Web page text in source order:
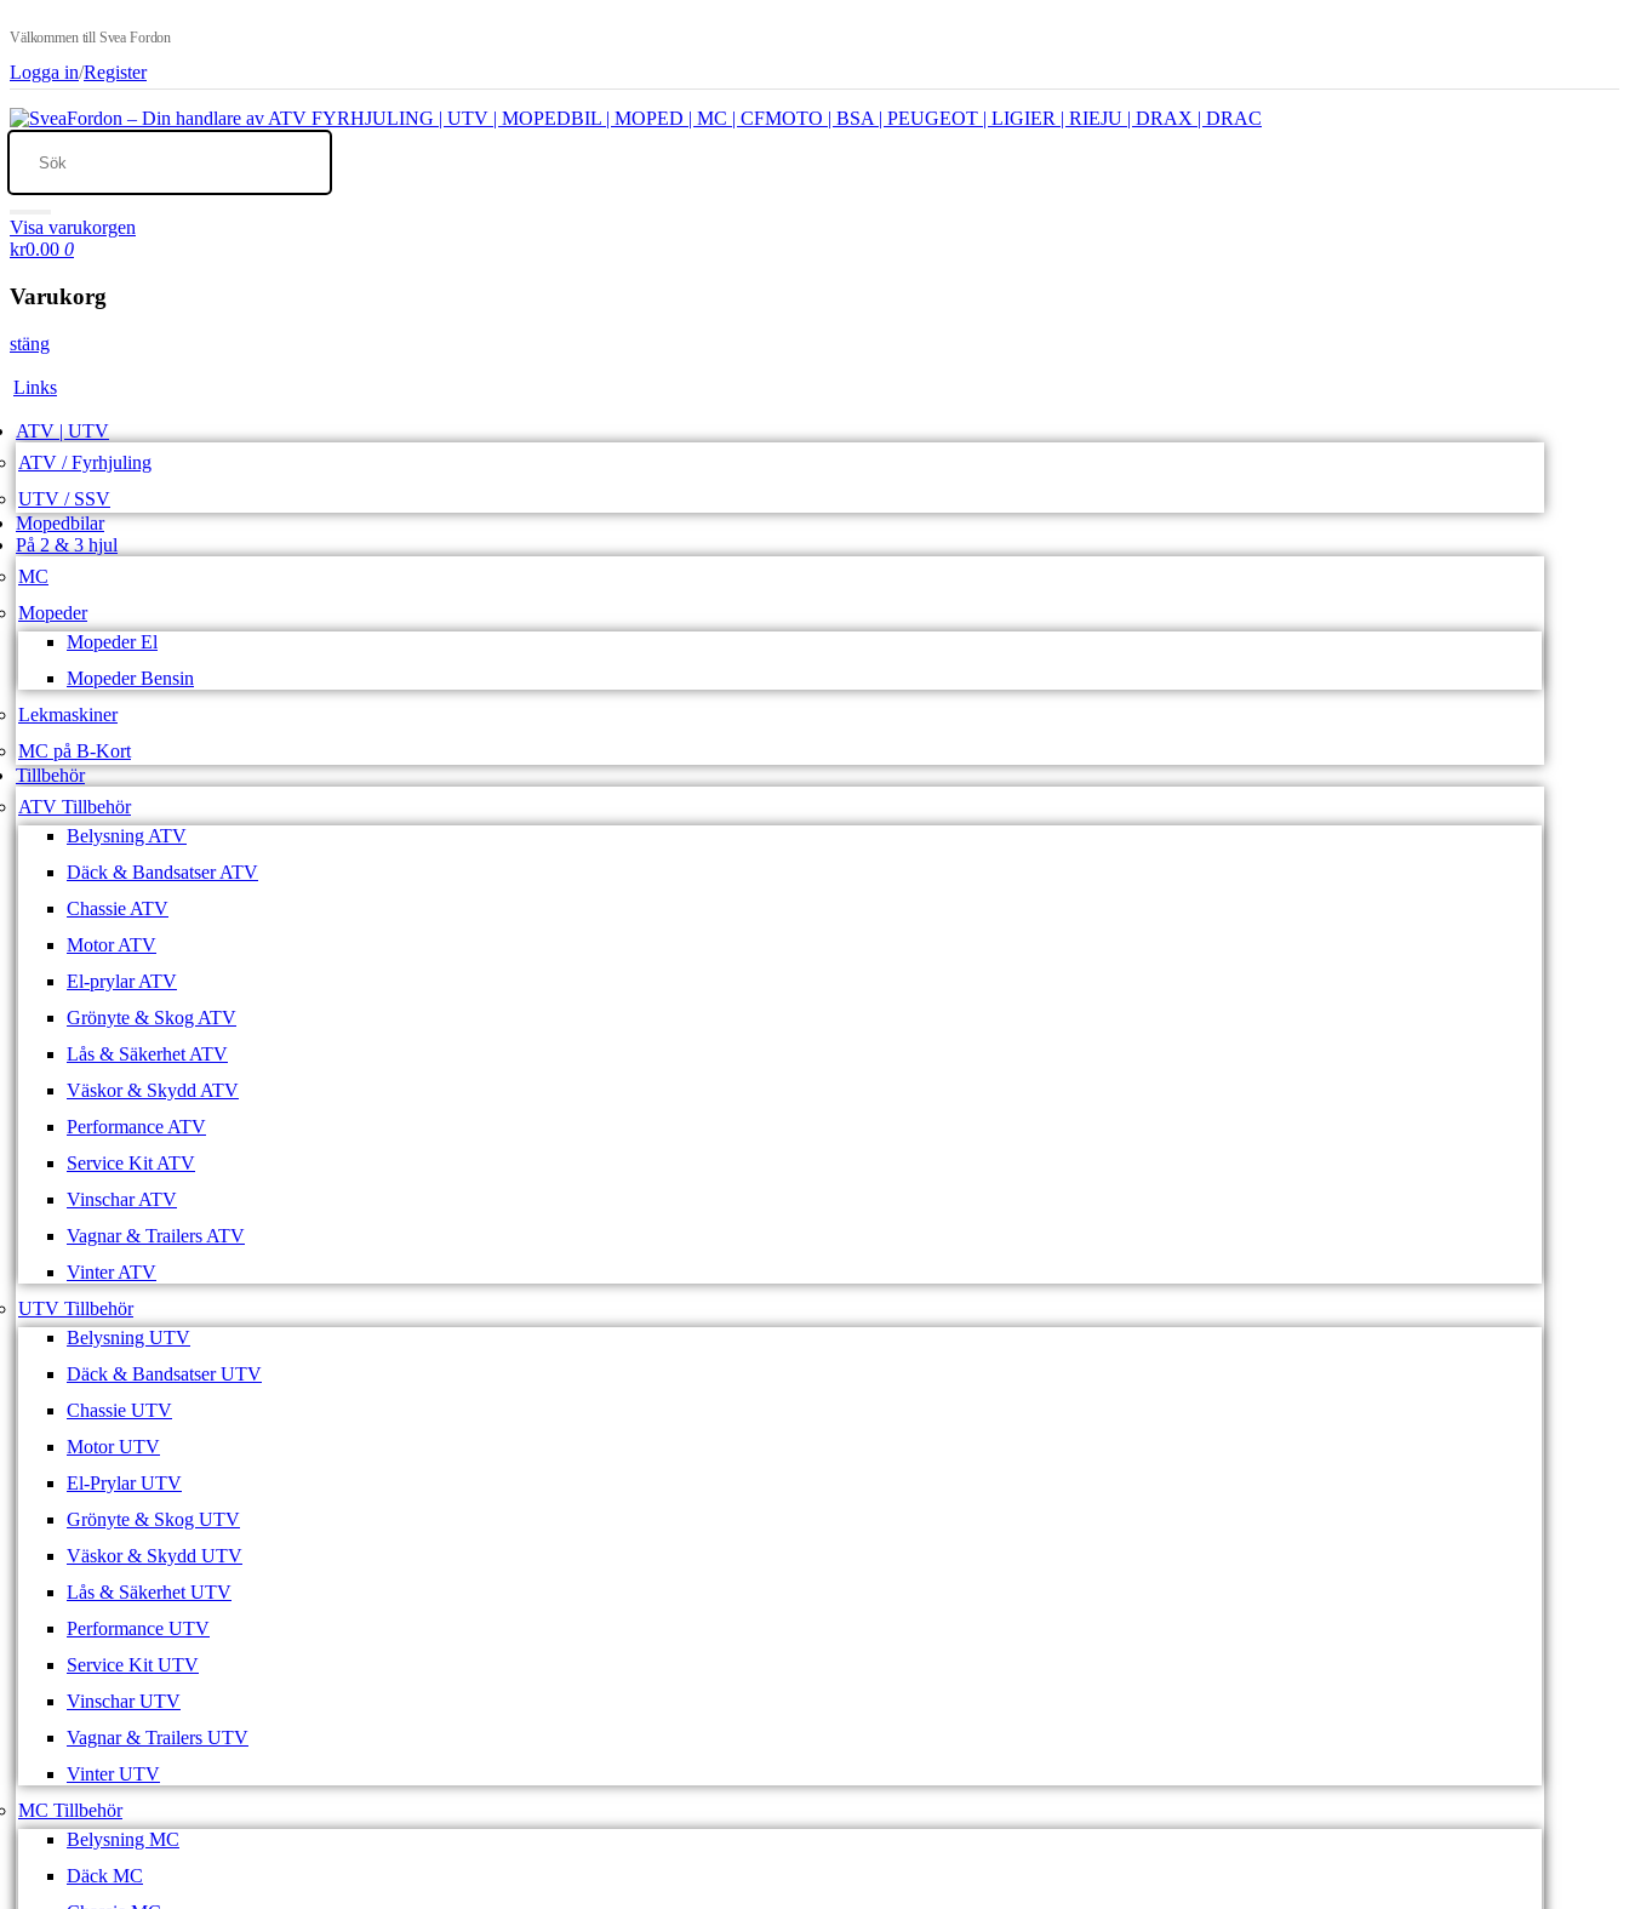
Välkommen till Svea Fordon
Logga in/Register
Visa varukorgen
kr0.00 0
Varukorg
stäng
Links
ATV | UTV
ATV / Fyrhjuling
UTV / SSV
Mopedbilar
På 2 & 3 hjul
MC
Mopeder
Mopeder El
Mopeder Bensin
Lekmaskiner
MC på B-Kort
Tillbehör
ATV Tillbehör
Belysning ATV
Däck & Bandsatser ATV
Chassie ATV
Motor ATV
El-prylar ATV
Grönyte & Skog ATV
Lås & Säkerhet ATV
Väskor & Skydd ATV
Performance ATV
Service Kit ATV
Vinschar ATV
Vagnar & Trailers ATV
Vinter ATV
UTV Tillbehör
Belysning UTV
Däck & Bandsatser UTV
Chassie UTV
Motor UTV
El-Prylar UTV
Grönyte & Skog UTV
Väskor & Skydd UTV
Lås & Säkerhet UTV
Performance UTV
Service Kit UTV
Vinschar UTV
Vagnar & Trailers UTV
Vinter UTV
MC Tillbehör
Belysning MC
Däck MC